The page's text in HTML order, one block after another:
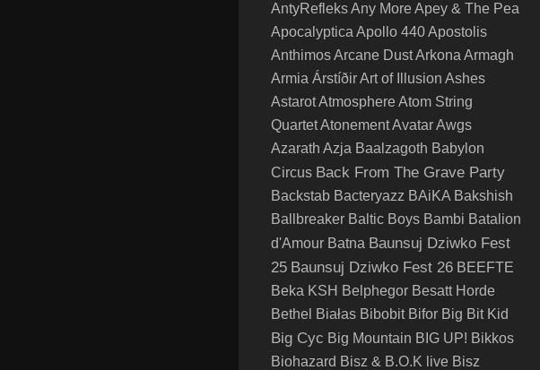
AntyRefleksAny MoreApey & The Pea
Apocalyptica Apollo 440Apostolis
AnthimosArcane DustArkona Armagh
Armia ÁrstíðirArt of Illusion Ashes
AstarotAtmosphereAtom String
QuartetAtonementAvatarAwgs
Azarath Azja Baalzagoth Babylon
Circus Back From The Grave Party
Backstab Bacteryazz BAiKA Bakshish
Ballbreaker Baltic Boys Bambi Batalion
d'Amour Batna Baunsuj Dziwko Fest
25 Baunsuj Dziwko Fest 26 BEEFTE
Beka KSH Belphegor Besatt Horde
Bethel Białas Bibobit Bifor Big Bit Kid
Big Cyc Big Mountain BIG UP! Bikkos
Biohazard Bisz & B.O.K live Bisz